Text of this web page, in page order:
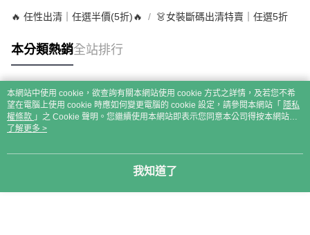
🔥 任性出清｜任選半價(5折)🔥 👗女裝斷碼出清特賣｜任選5折
本分類熱銷全站排行
熱門標籤
本網站中使用 cookie，欲查詢有關本網站使用 cookie 方式之詳情，及若您不希
望在電腦上使用 cookie 時應如何變更電腦的 cookie 設定，請參閱本網站「 隱私
權條款 」之 Cookie 聲明。您繼續使用本網站即表示您同意本公司得按本網站使
用條款之 Cookie 聲明使用 cookie。
了解更多 >
我知道了